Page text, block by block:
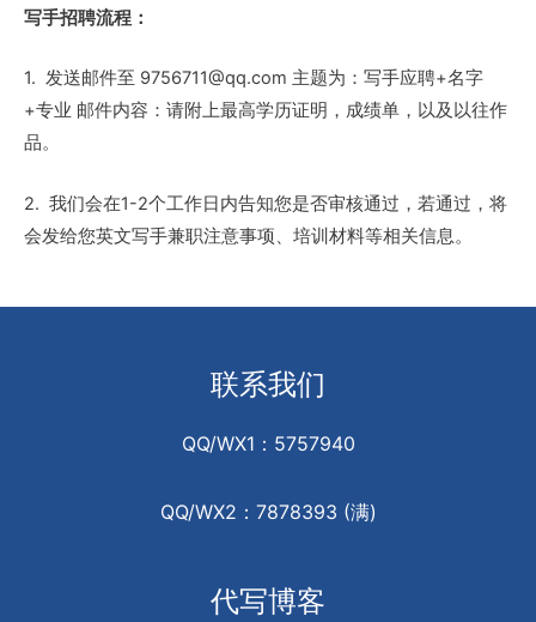
写手招聘流程：
1. 发送邮件至 9756711@qq.com 主题为：写手应聘+名字
+专业 邮件内容：请附上最高学历证明，成绩单，以及以往作
品。
2. 我们会在1-2个工作日内告知您是否审核通过，若通过，将
会发给您英文写手兼职注意事项、培训材料等相关信息。
联系我们
QQ/WX1：5757940
QQ/WX2：7878393 (满)
代写博客